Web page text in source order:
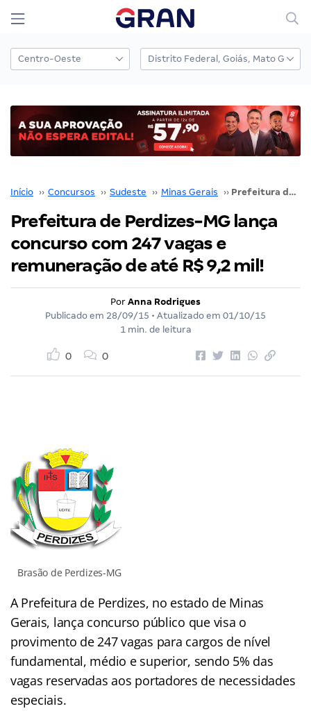
Início ›› Concursos ›› Sudeste ›› Minas Gerais ›› Prefeitura de Perdizes-MG lança concurso com 247 vagas e remuneração de até R$ 9,2 mil!
Prefeitura de Perdizes-MG lança
concurso com 247 vagas e
remuneração de até R$ 9,2 mil!
Por Anna Rodrigues
Publicado em 28/09/15 • Atualizado em 01/10/15
1 min. de leitura
0 0
Brasão de Perdizes-MG
A Prefeitura de Perdizes, no estado de Minas
Gerais, lança concurso público que visa o
provimento de 247 vagas para cargos de nível
fundamental, médio e superior, sendo 5% das
vagas reservadas aos portadores de necessidades
especiais.